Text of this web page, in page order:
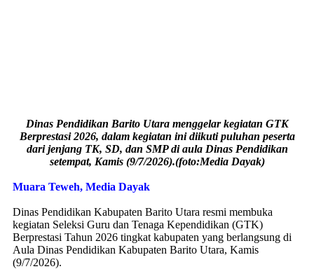
Dinas Pendidikan Barito Utara menggelar kegiatan GTK
Berprestasi 2026, dalam kegiatan ini diikuti puluhan peserta
dari jenjang TK, SD, dan SMP di aula Dinas Pendidikan
setempat, Kamis (9/7/2026).(foto:Media Dayak)
Muara Teweh, Media Dayak
Dinas Pendidikan Kabupaten Barito Utara resmi membuka
kegiatan Seleksi Guru dan Tenaga Kependidikan (GTK)
Berprestasi Tahun 2026 tingkat kabupaten yang berlangsung di
Aula Dinas Pendidikan Kabupaten Barito Utara, Kamis
(9/7/2026).